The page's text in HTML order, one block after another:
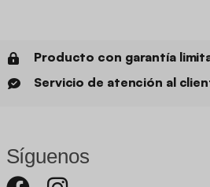
Producto con garantía
Servicio de atención al
Síguenos